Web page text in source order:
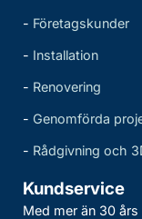
- Företagskunder
- Installation
- Renovering
- Genomförda
- Rådgivning och
Kundservice
Med mer än 30